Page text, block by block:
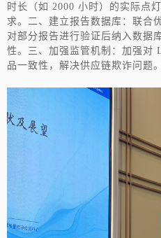
时长（如 2000 小时）的实际点
求。二、建立报告数据库：联合
对部分报告进行验证后纳入数据
性。三、加强监管机制：加强对
品一致性，解决供应链欺诈问题。